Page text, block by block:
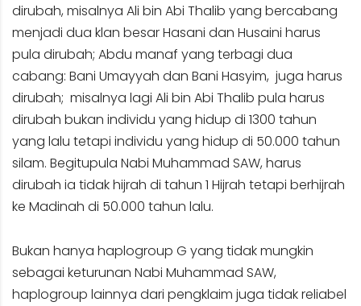
dirubah, misalnya Ali bin Abi Thalib yang bercabang
menjadi dua klan besar Hasani dan Husaini harus
pula dirubah; Abdu manaf yang terbagi dua
cabang: Bani Umayyah dan Bani Hasyim, juga harus
dirubah; misalnya lagi Ali bin Abi Thalib pula harus
dirubah bukan individu yang hidup di 1300 tahun
yang lalu tetapi individu yang hidup di 50.000 tahun
silam. Begitupula Nabi Muhammad SAW, harus
dirubah ia tidak hijrah di tahun 1 Hijrah tetapi berhijrah
ke Madinah di 50.000 tahun lalu.
Bukan hanya haplogroup G yang tidak mungkin
sebagai keturunan Nabi Muhammad SAW,
haplogroup lainnya dari pengklaim juga tidak reliabel